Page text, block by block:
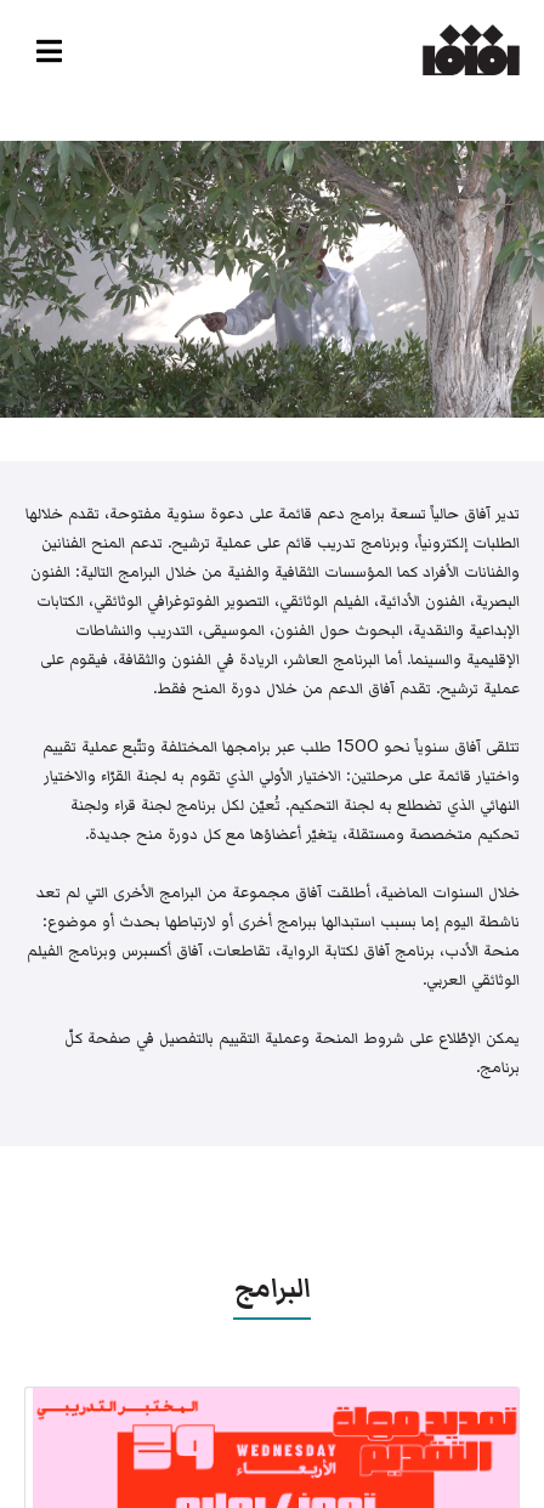
تدير آفاق حالياً تسعة برامج دعم قائمة على دعوة سنوية مفتوحة، تقدم خلالها
الطلبات إلكترونياً، وبرنامج تدريب قائم على عملية ترشيح. تدعم المنح الفنانين
والفنانات الأفراد كما المؤسسات الثقافية والفنية من خلال البرامج التالية: الفنون
البصرية، الفنون الأدائية، الفيلم الوثائقي، التصوير الفوتوغرافي الوثائقي، الكتابات
الإبداعية والنقدية، البحوث حول الفنون، الموسيقى، التدريب والنشاطات
الإقليمية والسينما. أما البرنامج العاشر، الريادة في الفنون والثقافة، فيقوم على
عملية ترشيح. تقدم آفاق الدعم من خلال دورة المنح فقط.
تتلقى آفاق سنوياً نحو 1500 طلب عبر برامجها المختلفة وتتّبع عملية تقييم
واختيار قائمة على مرحلتين: الاختيار الأولي الذي تقوم به لجنة القرّاء والاختيار
النهائي الذي تضطلع به لجنة التحكيم. تُعيّن لكل برنامج لجنة قراء ولجنة
تحكيم متخصصة ومستقلة، يتغيّر أعضاؤها مع كل دورة منح جديدة.
خلال السنوات الماضية، أطلقت آفاق مجموعة من البرامج الأخرى التي لم تعد
ناشطة اليوم إما بسبب استبدالها ببرامج أخرى أو لارتباطها بحدث أو موضوع:
منحة الأدب، برنامج آفاق لكتابة الرواية، تقاطعات، آفاق أكسبرس وبرنامج الفيلم
الوثائقي العربي.
يمكن الإطّلاع على شروط المنحة وعملية التقييم بالتفصيل في صفحة كلّ
برنامج.
البرامج